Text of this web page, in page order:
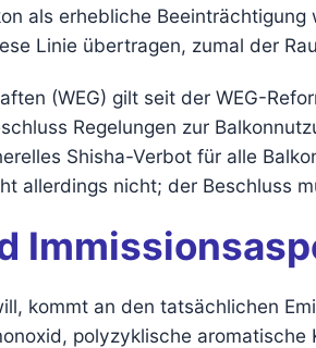
als erhebliche
Linie übertragen, zumal der
(WEG) gilt seit der WEG-
Regelungen zur
Shisha-Verbot für alle
allerdings nicht; der Beschluss
kommt an den tatsächlichen
polyzyklische